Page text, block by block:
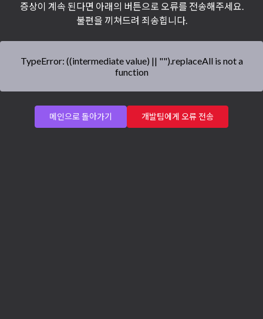
증상이 계속 된다면 아래의 버튼으로 오류를 전송해주세요.
불편을 끼쳐드려 죄송힙니다.
TypeError: ((intermediate value) || "").replaceAll is not a
function
메인으로 돌아가기 개발팀에게 오류 전송